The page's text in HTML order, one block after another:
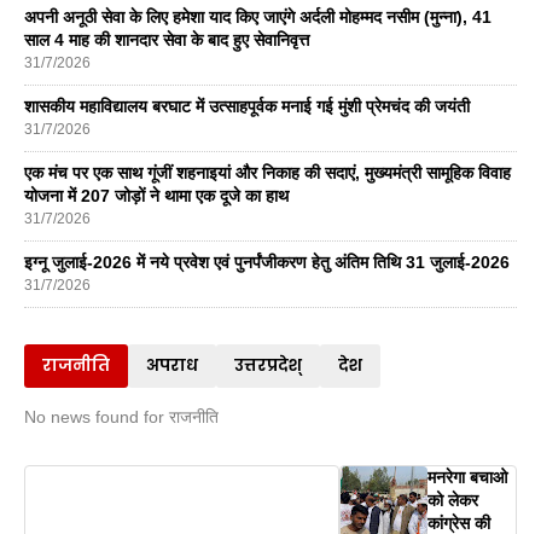
अपनी अनूठी सेवा के लिए हमेशा याद किए जाएंगे अर्दली मोहम्मद नसीम (मुन्ना), 41
साल 4 माह की शानदार सेवा के बाद हुए सेवानिवृत्त
31/7/2026
शासकीय महाविद्यालय बरघाट में उत्साहपूर्वक मनाई गई मुंशी प्रेमचंद की जयंती
31/7/2026
एक मंच पर एक साथ गूंजीं शहनाइयां और निकाह की सदाएं, मुख्यमंत्री सामूहिक विवाह
योजना में 207 जोड़ों ने थामा एक दूजे का हाथ
31/7/2026
इग्नू जुलाई-2026 में नये प्रवेश एवं पुनर्पंजीकरण हेतु अंतिम तिथि 31 जुलाई-2026
31/7/2026
राजनीति अपराध उत्तरप्रदेश् देश
No news found for राजनीति
मनरेगा बचाओ
को लेकर
कांग्रेस की